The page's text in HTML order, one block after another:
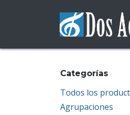
Categorías
Todos los
Agrupaciones